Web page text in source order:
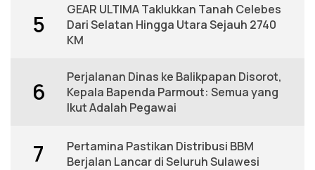
5
GEAR ULTIMA Taklukkan Tanah Celebes
Dari Selatan Hingga Utara Sejauh 2740
KM
6
Perjalanan Dinas ke Balikpapan Disorot,
Kepala Bapenda Parmout: Semua yang
Ikut Adalah Pegawai
7
Pertamina Pastikan Distribusi BBM
Berjalan Lancar di Seluruh Sulawesi